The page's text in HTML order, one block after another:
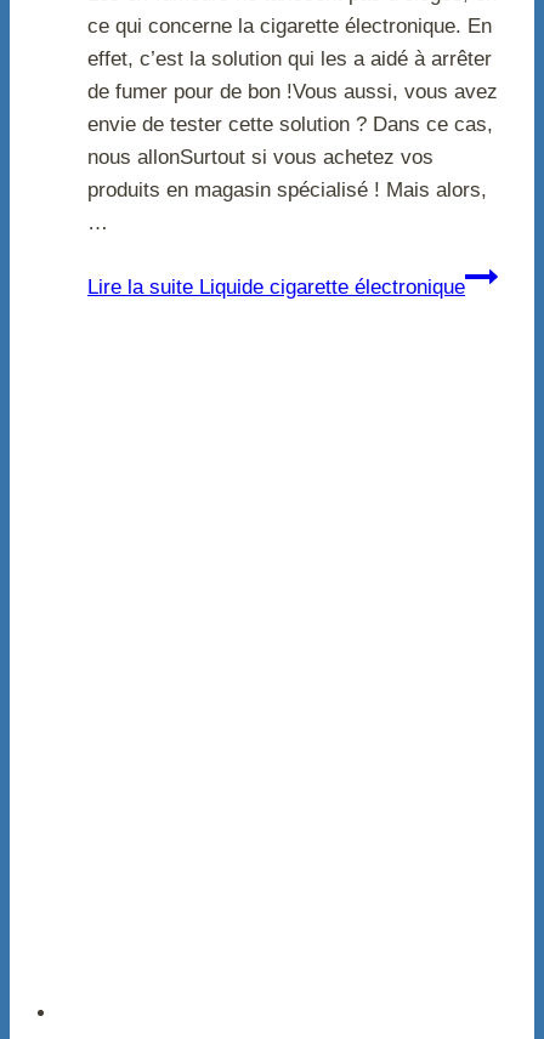
ce qui concerne la cigarette électronique. En
effet, c’est la solution qui les a aidé à arrêter
de fumer pour de bon !Vous aussi, vous avez
envie de tester cette solution ? Dans ce cas,
nous allonSurtout si vous achetez vos
produits en magasin spécialisé ! Mais alors,
…
Lire la suite Liquide cigarette électronique